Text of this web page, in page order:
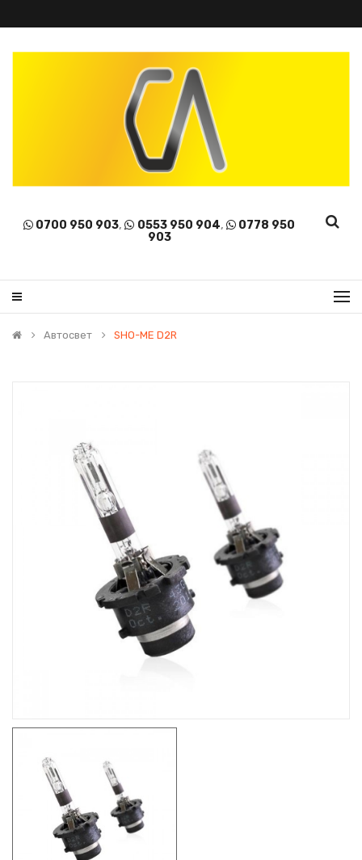
0700 950 903, 0553 950 904,
0778 950
903
Автосвет SHO-ME D2R